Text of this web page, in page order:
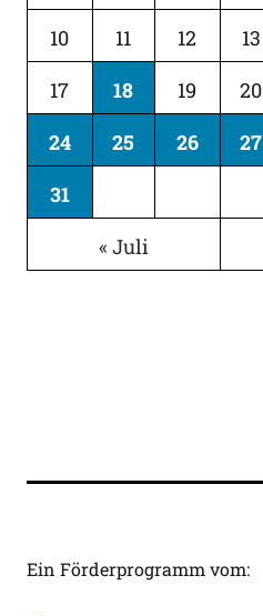
10
11 12 13
17
18 19 20
24
25 26 27
31
« Juli
Ein Förderprogramm vom: